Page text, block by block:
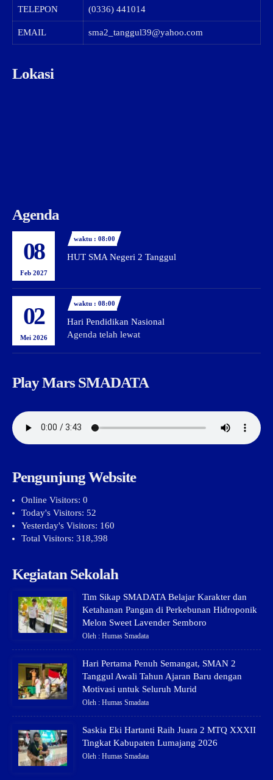
TELEPON (0336) 441014
EMAIL sma2_tanggul39@yahoo.com
Lokasi
Agenda
08
Feb 2027
waktu : 08:00
HUT SMA Negeri 2 Tanggul
02
Mei 2026
waktu : 08:00
Hari Pendidikan Nasional
Agenda telah lewat
Play Mars SMADATA
Pengunjung Website
Online Visitors: 0
Today's Visitors: 52
Yesterday's Visitors: 160
Total Visitors: 318,398
Kegiatan Sekolah
Tim Sikap SMADATA Belajar Karakter dan
Ketahanan Pangan di Perkebunan Hidroponik
Melon Sweet Lavender Semboro
Oleh : Humas Smadata
Hari Pertama Penuh Semangat, SMAN 2
Tanggul Awali Tahun Ajaran Baru dengan
Motivasi untuk Seluruh Murid
Oleh : Humas Smadata
Saskia Eki Hartanti Raih Juara 2 MTQ XXXII
Tingkat Kabupaten Lumajang 2026
Oleh : Humas Smadata